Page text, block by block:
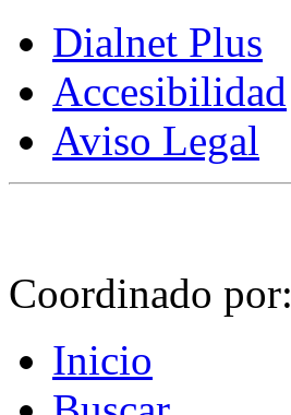
Dialnet Plus
Accesibilidad
Aviso Legal
Coordinado por:
Inicio